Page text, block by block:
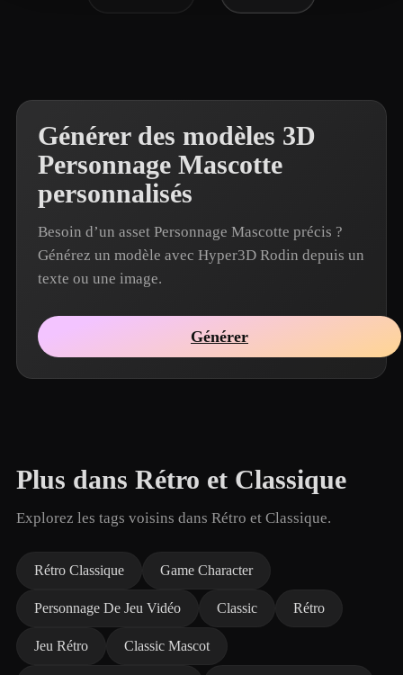
Générer des modèles 3D
Personnage Mascotte
personnalisés
Besoin d’un asset Personnage Mascotte précis ?
Générez un modèle avec Hyper3D Rodin depuis un
texte ou une image.
Générer
Plus dans Rétro et Classique
Explorez les tags voisins dans Rétro et Classique.
Rétro Classique Game Character
Personnage De Jeu Vidéo Classic Rétro
Jeu Rétro Classic Mascot